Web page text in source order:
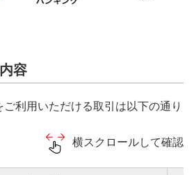
容
利用いただける取引は以下の通り
横スクロールして確認